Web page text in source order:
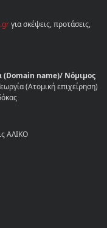
για σκέψεις, προτάσεις,
(Domain name)/ Νόμιμος
(Ατομική επιχείρηση)
ΑΛΙΚΟ